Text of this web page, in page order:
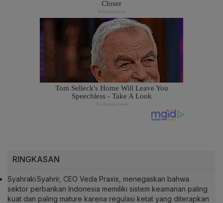
RINGKASAN
Syahraki Syahrir, CEO Veda Praxis, menegaskan bahwa
sektor perbankan Indonesia memiliki sistem keamanan paling
kuat dan paling mature karena regulasi ketat yang diterapkan